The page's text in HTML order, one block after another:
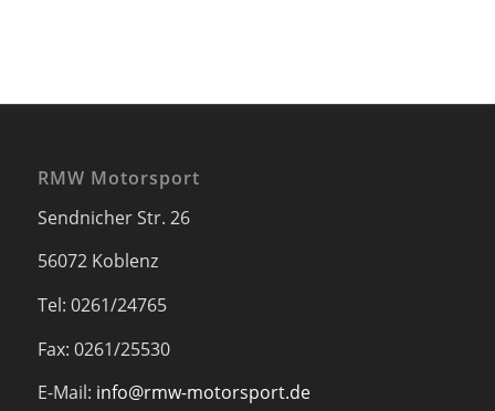
RMW Motorsport
Sendnicher Str. 26
56072 Koblenz
Tel: 0261/24765
Fax: 0261/25530
E-Mail: info@rmw-motorsport.de